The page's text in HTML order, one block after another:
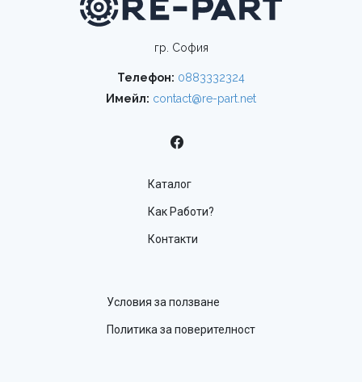
гр. София
Телефон: 0883332324
Имейл: contact@re-part.net
Каталог
Как Работи?
Контакти
Условия за ползване
Политика за поверителност